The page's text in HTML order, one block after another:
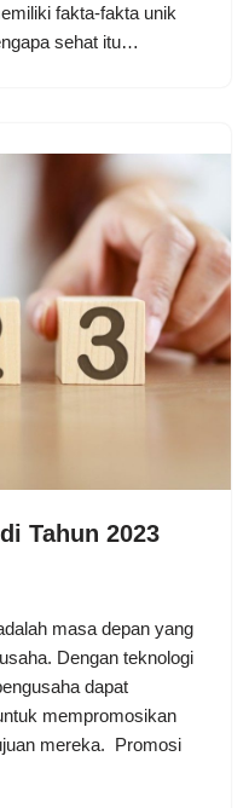
fakta-fakta unik
sehat itu…
Tahun 2023
masa depan yang
Dengan teknologi
dapat
mempromosikan
mereka. Promosi